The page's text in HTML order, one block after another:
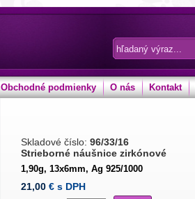
Obchodné podmienky O nás Kontakt
Skladové číslo: 96/33/16
Strieborné náušnice zirkónové
1,90g, 13x6mm, Ag 925/1000
21,00 € s DPH